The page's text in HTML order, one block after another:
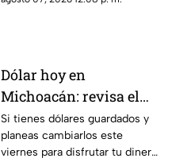
se realice la carga.
Dólar hoy en
Michoacán: revisa el
precio antes de
cambiar tus billetes
este fin de semana
Si tienes dólares guardados y
planeas cambiarlos este
viernes para disfrutar tu dinero